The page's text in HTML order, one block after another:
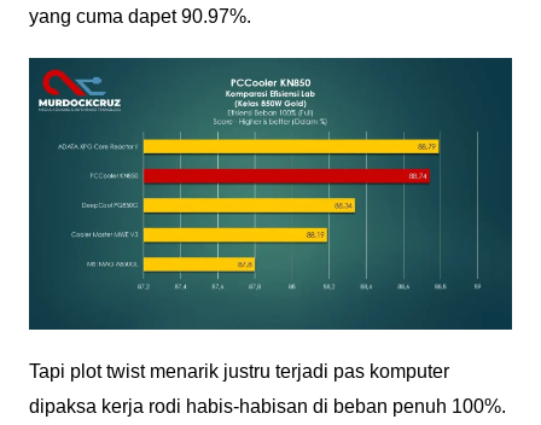
yang cuma dapet 90.97%.
Tapi plot twist menarik justru terjadi pas komputer
dipaksa kerja rodi habis-habisan di beban penuh 100%.